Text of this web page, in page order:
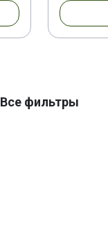
Все фильтры